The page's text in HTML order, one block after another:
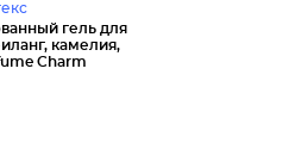
гель для
камелия,
Charm